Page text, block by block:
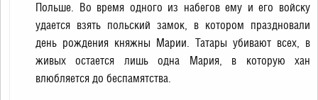
Польше. Во время одного из набегов ему и его войску
удается взять польский замок, в котором праздновали
день рождения княжны Марии. Татары убивают всех, в
живых остается лишь одна Мария, в которую хан
влюбляется до беспамятства.